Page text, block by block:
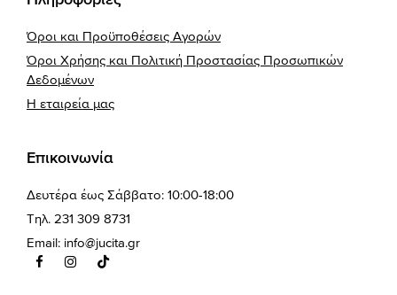
Όροι και Προϋποθέσεις Αγορών
Όροι Χρήσης και Πολιτική Προστασίας Προσωπικών
Δεδομένων
Η εταιρεία μας
Επικοινωνία
Δευτέρα έως Σάββατο: 10:00-18:00
Τηλ. 231 309 8731
Email: info@jucita.gr